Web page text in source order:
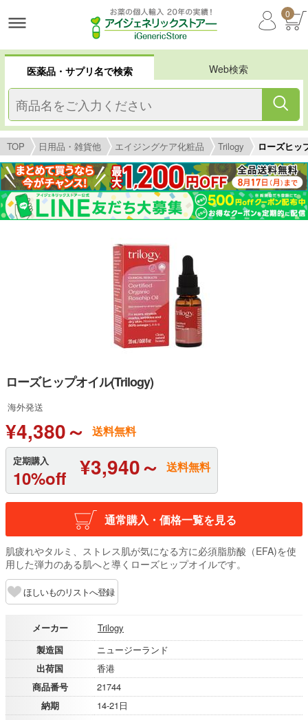
0
医薬品・サプリ名で検索 Web検索
TOP 日用品・雑貨他 エイジングケア化粧品 Trilogy ローズヒッ
ローズヒップオイル(Trilogy)
海外発送
¥4,380～ 送料無料
定期購入
10%off ¥3,940～ 送料無料
通常購入・価格一覧を見る
肌疲れやタルミ、ストレス肌が気になる方に必須脂肪酸（EFA)を使
用した弾力のある肌へと導くローズヒップオイルです。
ほしいものリストへ登録
メーカー
Trilogy
製造国
ニュージーランド
出荷国
香港
商品番号
21744
納期
14-21日